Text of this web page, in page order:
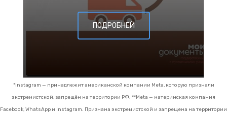
ПОДРОБНЕЙ
*Instagram — принадлежит американской компании Meta, которую признали
экстремистской, запрещён на территории РФ. **Meta — материнская компания
Facebook, WhatsApp и Instagram. Признана экстремистской и запрещена на территории